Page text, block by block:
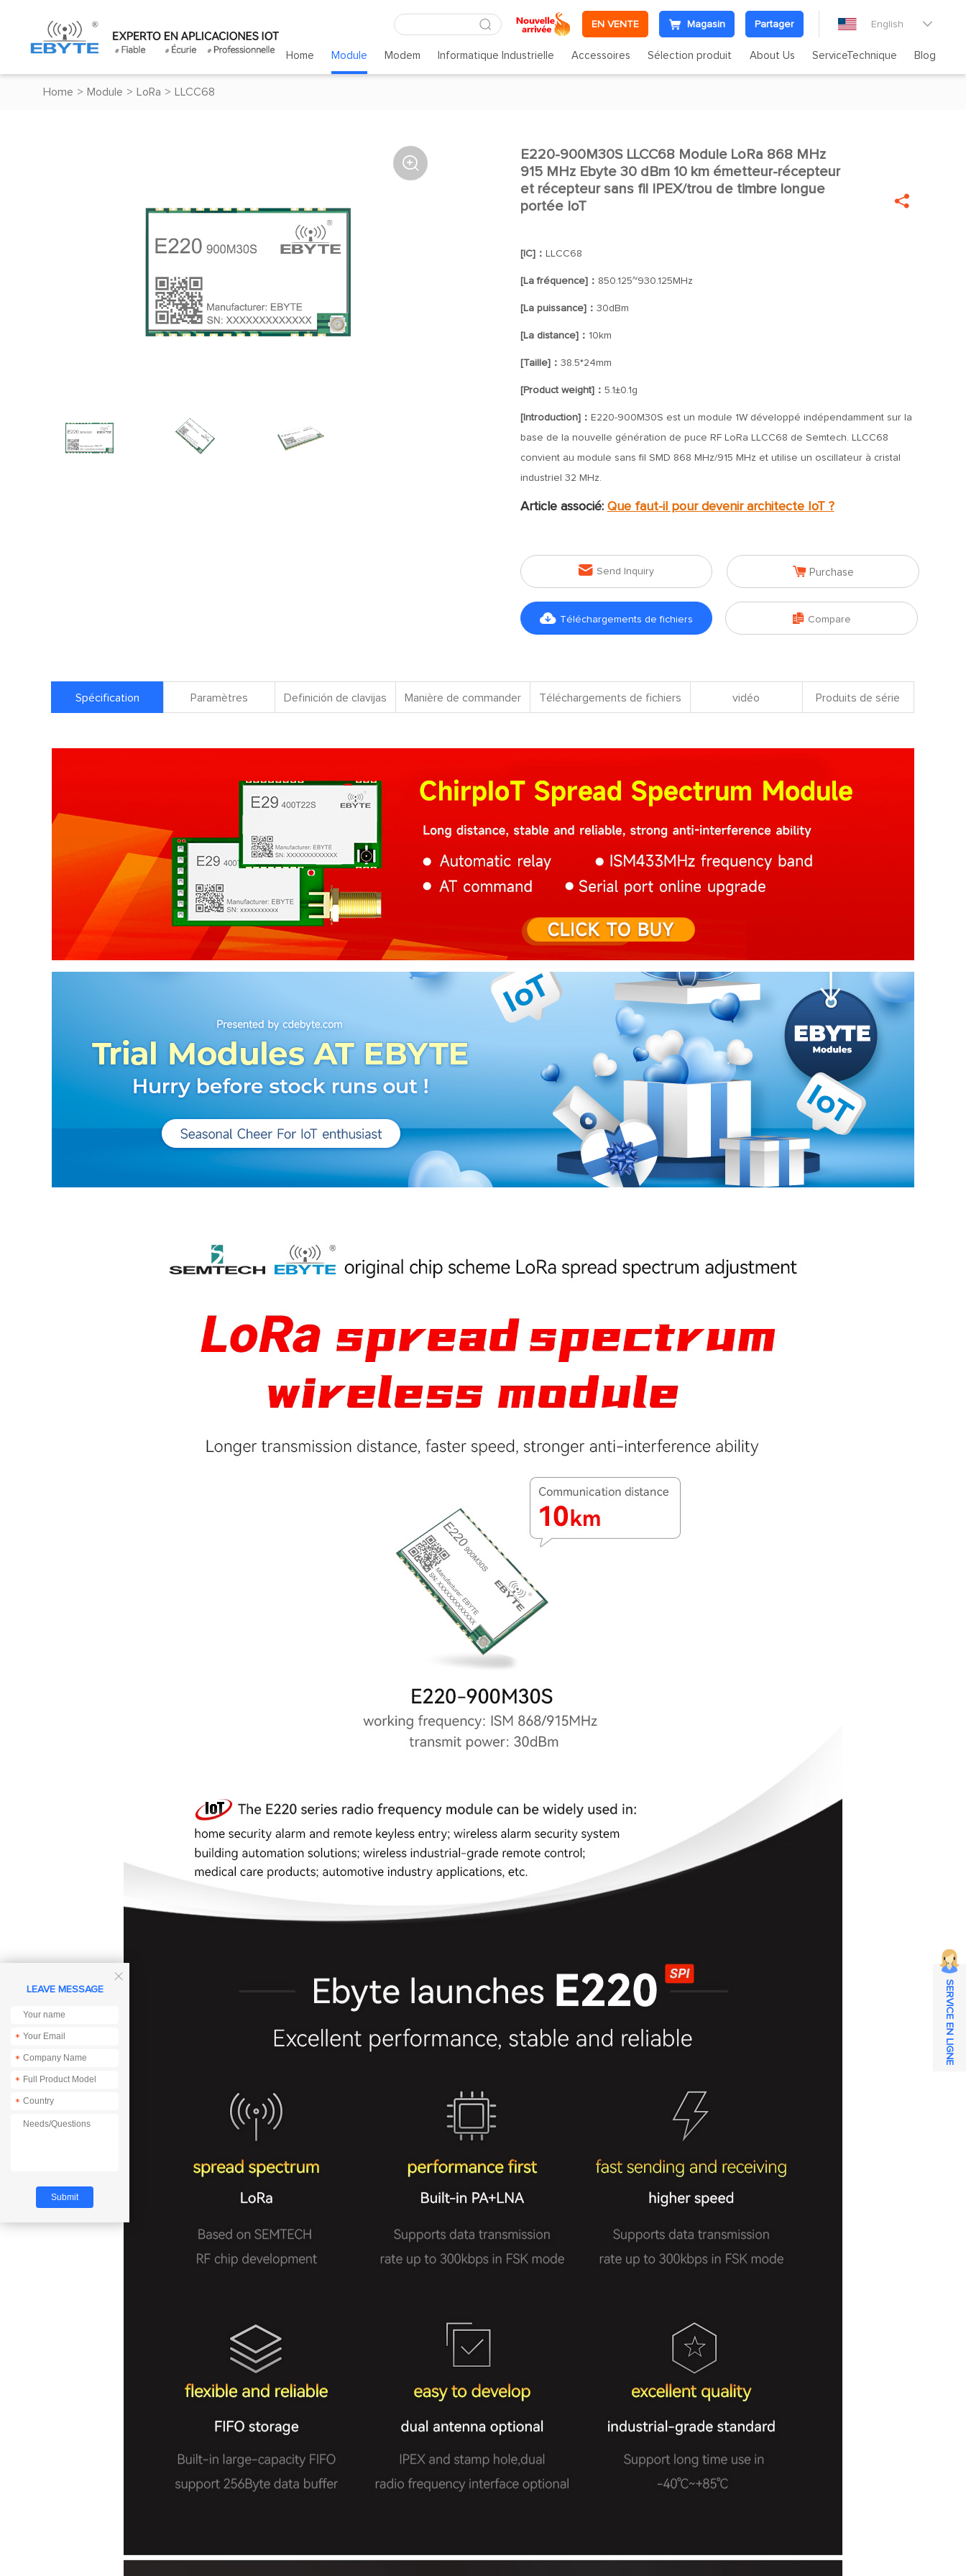
EN VENTE Magasin Partager English 
Home Module Modem Informatique Industrielle Accessoires Sélection produit About Us ServiceTechnique Blog
Home > Module > LoRa > LLCC68
 
E220-900M30S LLCC68 Module LoRa 868 MHz
915 MHz Ebyte 30 dBm 10 km émetteur-récepteur
et récepteur sans fil IPEX/trou de timbre longue
portée IoT

[IC]： LLCC68
[La fréquence]： 850.125~930.125MHz
[La puissance]： 30dBm
[La distance]： 10km
[Taille]： 38.5*24mm
[Product weight]： 5.1±0.1g
[Introduction]： E220-900M30S est un module 1W développé indépendamment sur la
base de la nouvelle génération de puce RF LoRa LLCC68 de Semtech. LLCC68
convient au module sans fil SMD 868 MHz/915 MHz et utilise un oscillateur à cristal
industriel 32 MHz.
Article associé: Que faut-il pour devenir architecte IoT ?
 Send Inquiry  Purchase
 Téléchargements de fichiers  Compare
Spécification Paramètres Definición de clavijas Manière de commander Téléchargements de fichiers vidéo Produits de série

LEAVE MESSAGE
*
*
*
*
SERVICE EN LIGNE